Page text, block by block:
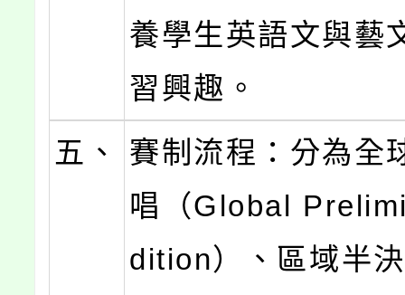
養學生英語文與藝
習興趣。
五、
賽制流程：分為全
唱（Global
dition）、區域半